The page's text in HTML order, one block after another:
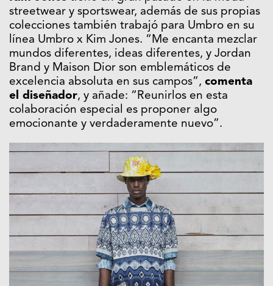
streetwear y sportswear, además de sus propias
colecciones también trabajó para Umbro en su
línea Umbro x Kim Jones. “Me encanta mezclar
mundos diferentes, ideas diferentes, y Jordan
Brand y Maison Dior son emblemáticos de
excelencia absoluta en sus campos”, comenta
el diseñador, y añade: “Reunirlos en esta
colaboración especial es proponer algo
emocionante y verdaderamente nuevo”.